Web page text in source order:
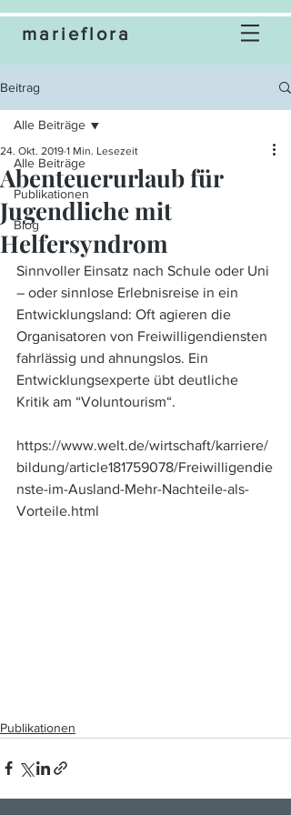
marieflora
Beitrag
Alle Beiträge
Publikationen
Blog
Alle Beiträge
Abenteuerurlaub für
Jugendliche mit
Helfersyndrom
24. Okt. 2019 1 Min. Lesezeit
Sinnvoller Einsatz nach Schule oder Uni
– oder sinnlose Erlebnisreise in ein
Entwicklungsland: Oft agieren die
Organisatoren von Freiwilligendiensten
fahrlässig und ahnungslos. Ein
Entwicklungsexperte übt deutliche
Kritik am “Voluntourism“.
https://www.welt.de/wirtschaft/karriere/
bildung/article181759078/Freiwilligendie
nste-im-Ausland-Mehr-Nachteile-als-
Vorteile.html
Publikationen